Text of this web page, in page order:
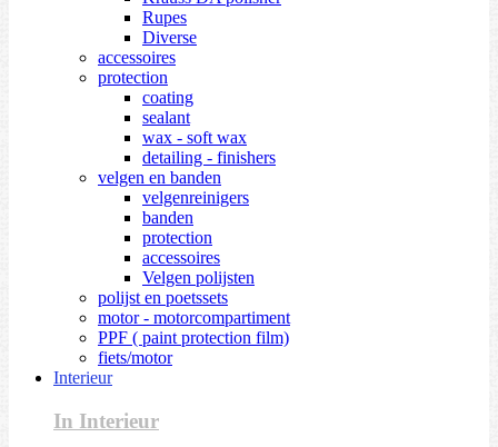
Rupes
Diverse
accessoires
protection
coating
sealant
wax - soft wax
detailing - finishers
velgen en banden
velgenreinigers
banden
protection
accessoires
Velgen polijsten
polijst en poetssets
motor - motorcompartiment
PPF ( paint protection film)
fiets/motor
Interieur
In Interieur